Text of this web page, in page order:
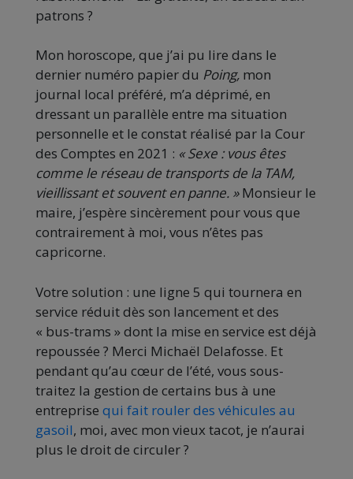
patrons ?
Mon horoscope, que j’ai pu lire dans le
dernier numéro papier du Poing, mon
journal local préféré, m’a déprimé, en
dressant un parallèle entre ma situation
personnelle et le constat réalisé par la Cour
des Comptes en 2021 : « Sexe : vous êtes
comme le réseau de transports de la TAM,
vieillissant et souvent en panne. »Monsieur le
maire, j’espère sincèrement pour vous que
contrairement à moi, vous n’êtes pas
capricorne.
Votre solution : une ligne 5 qui tournera en
service réduit dès son lancement et des
« bus-trams » dont la mise en service est déjà
repoussée ? Merci Michaël Delafosse. Et
pendant qu’au cœur de l’été, vous sous-
traitez la gestion de certains bus à une
entreprise qui fait rouler des véhicules au
gasoil, moi, avec mon vieux tacot, je n’aurai
plus le droit de circuler ?